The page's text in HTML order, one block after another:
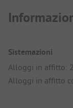
Sistemazioni
Alloggi in affitto:
Alloggi in affitto